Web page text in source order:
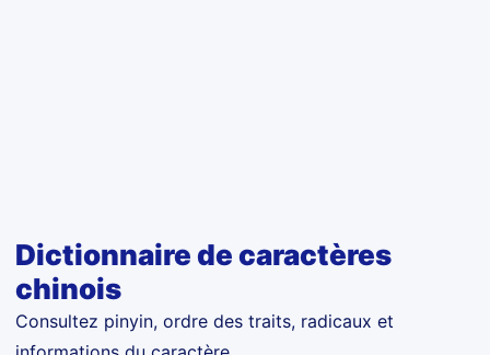
Dictionnaire de caractères
chinois
Consultez pinyin, ordre des traits, radicaux et